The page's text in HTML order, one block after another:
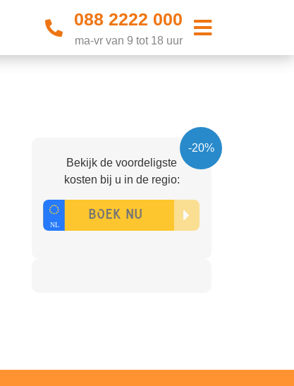
088 2222 000
ma-vr van 9 tot 18 uur
-20%
Bekijk de voordeligste
kosten bij u in de regio: